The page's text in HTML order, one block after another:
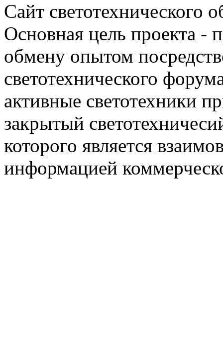
Сайт светотехнического
Основная цель проекта -
обмену опытом
светотехнического
активные светотехники
закрытый
которого является
информацией